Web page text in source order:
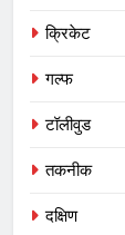
क्रिकेट
गल्फ
टॉलीवुड
तकनीक
दक्षिण